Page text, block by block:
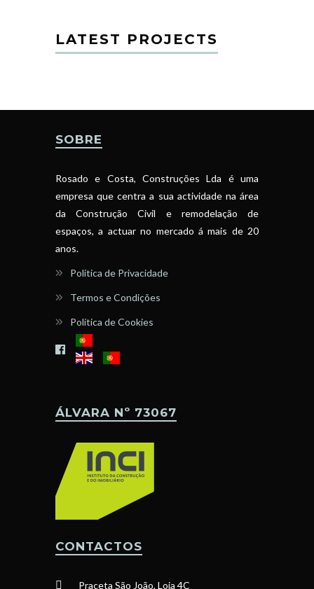
LATEST PROJECTS
SOBRE
Rosado e Costa, Construções Lda é uma
empresa que centra a sua actividade na área
da Construção Civil e remodelação de
espaços, a actuar no mercado á mais de 20
anos.
Política de Privacidade
Termos e Condições
Política de Cookies
ÁLVARA Nº 73067
CONTACTOS
Praceta São João, Loja 4C